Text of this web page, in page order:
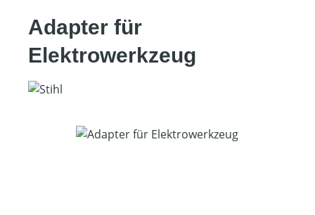
Adapter für
Elektrowerkzeug
Bildergalerie überspringen